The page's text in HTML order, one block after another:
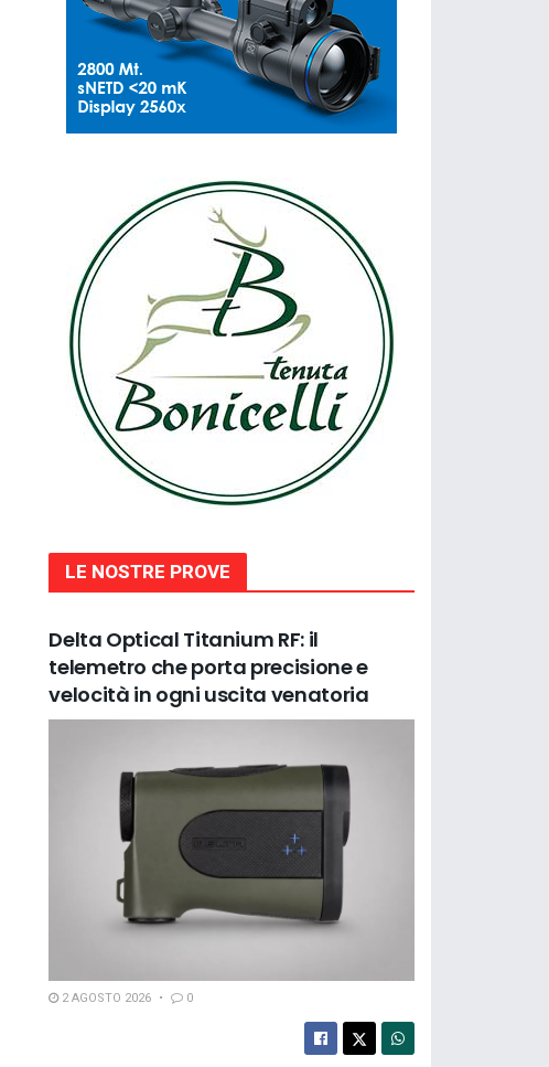
LE NOSTRE PROVE
Delta Optical Titanium RF: il
telemetro che porta precisione e
velocità in ogni uscita venatoria
2 AGOSTO 2026 0